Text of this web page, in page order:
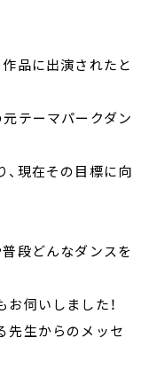
品に出演されたと
テーマパークダン
現在その目標に向
段どんなダンスを
伺いしました！
先生からのメッセ